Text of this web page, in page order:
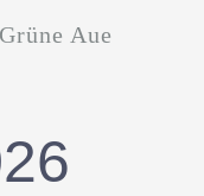
Aue